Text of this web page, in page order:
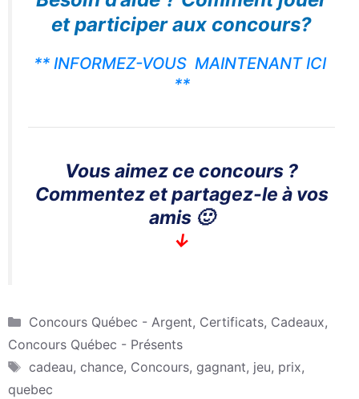
et participer aux concours?
** INFORMEZ-VOUS MAINTENANT ICI
**
Vous aimez ce concours ?
Commentez et partagez-le à vos
amis 🙂
↓
Catégories
Concours Québec - Argent, Certificats, Cadeaux,
Concours Québec - Présents
Étiquettes
cadeau, chance, Concours, gagnant, jeu, prix,
quebec